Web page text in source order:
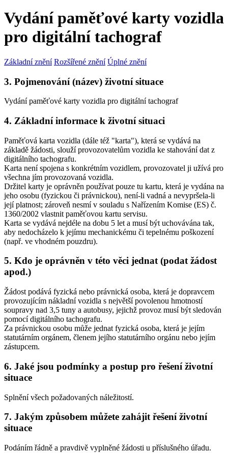
Vydání paměťové karty vozidla
pro digitální tachograf
Základní znění Rozšířené znění Úplné znění
3. Pojmenování (název) životní situace
Vydání paměťové karty vozidla pro digitální tachograf
4. Základní informace k životní situaci
Paměťová karta vozidla (dále též "karta"), která se vydává na
základě žádosti, slouží provozovatelům vozidla ke stahování dat z
digitálního tachografu.
Karta není spojena s konkrétním vozidlem, provozovatel ji užívá pro
všechna jím provozovaná vozidla.
Držitel karty je oprávněn používat pouze tu kartu, která je vydána na
jeho osobu (fyzickou či právnickou), není-li vadná a nevypršela-li
její platnost; zároveň nesmí v souladu s Nařízením Komise (ES) č.
1360/2002 vlastnit paměťovou kartu servisu.
Karta se vydává nejdéle na dobu 5 let a musí být uchovávána tak,
aby nedocházelo k jejímu mechanickému či tepelnému poškození
(např. ve vhodném pouzdru).
5. Kdo je oprávněn v této věci jednat (podat žádost
apod.)
Žádost podává fyzická nebo právnická osoba, která je dopravcem
provozujícím nákladní vozidla s největší povolenou hmotností
soupravy nad 3,5 tuny a autobusy, jejichž provoz musí být sledován
pomocí digitálního tachografu.
Za právnickou osobu může jednat fyzická osoba, která je jejím
statutárním orgánem, členem jejího statutárního orgánu nebo jejím
zástupcem.
6. Jaké jsou podmínky a postup pro řešení životní
situace
Splnění všech požadovaných náležitostí.
7. Jakým způsobem můžete zahájit řešení životní
situace
Podáním řádně a pravdivě vyplněné žádosti u příslušného úřadu.